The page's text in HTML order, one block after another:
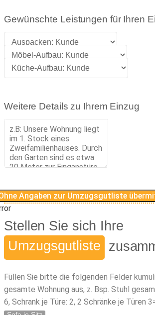
Gewünschte Leistungen für Ihren
Weitere Details zu Ihrem Einzug
Angaben zur Umzugsgutliste
Stellen Sie sich Ihre
Umzugsgutliste
Füllen Sie bitte die folgenden Felder
gesamte Wohnung aus, z. Bsp. Stuhl
6, Schrank je Türe: 2, 2 Schränke je Türen